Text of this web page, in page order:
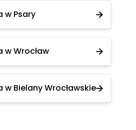
w Psary
Wrocław
Bielany Wrocławskie